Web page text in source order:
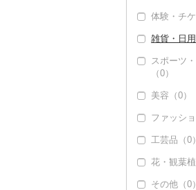
スープ
豆腐・
漬物（
梅干（0
キムチ
その他
缶詰・
乾物（
燻製（
体験・チケ
雑貨・日用
家具・
（0）
寝具（0
タオル
文房具
食器（
グラス
キッチ
スポーツ
（0）
美容（0）
ファッショ
工芸品（0）
花・観葉植
その他（0）